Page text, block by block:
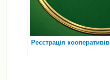
Реєстрація кооперативів